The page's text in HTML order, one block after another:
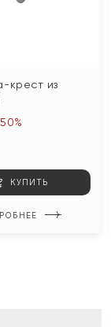
крест из
КУПИТЬ